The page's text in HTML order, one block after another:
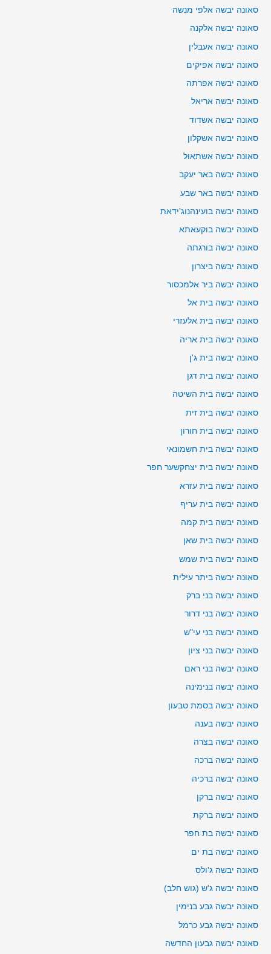
סאונה יבשה אלפי מנשה
סאונה יבשה אלקנה
סאונה יבשה אעבלין
סאונה יבשה אפיקים
סאונה יבשה אפרתה
סאונה יבשה אריאל
סאונה יבשה אשדוד
סאונה יבשה אשקלון
סאונה יבשה אשתאול
סאונה יבשה באר יעקב
סאונה יבשה באר שבע
סאונה יבשה בועינהנוג'ידאת
סאונה יבשה בוקעאתא
סאונה יבשה בורגתה
סאונה יבשה ביצרון
סאונה יבשה ביר אלמכסור
סאונה יבשה בית אל
סאונה יבשה בית אלעזרי
סאונה יבשה בית אריה
סאונה יבשה בית ג'ן
סאונה יבשה בית דגן
סאונה יבשה בית השיטה
סאונה יבשה בית זית
סאונה יבשה בית חורון
סאונה יבשה בית חשמונאי
סאונה יבשה בית יצחקשער חפר
סאונה יבשה בית עזרא
סאונה יבשה בית עריף
סאונה יבשה בית קמה
סאונה יבשה בית שאן
סאונה יבשה בית שמש
סאונה יבשה ביתר עילית
סאונה יבשה בני ברק
סאונה יבשה בני דרור
סאונה יבשה בני עי"ש
סאונה יבשה בני ציון
סאונה יבשה בני ראם
סאונה יבשה בנימינה
סאונה יבשה בסמת טבעון
סאונה יבשה בענה
סאונה יבשה בצרה
סאונה יבשה ברכה
סאונה יבשה ברכיה
סאונה יבשה ברקן
סאונה יבשה ברקת
סאונה יבשה בת חפר
סאונה יבשה בת ים
סאונה יבשה ג'ולס
סאונה יבשה ג'ש (גוש חלב)
סאונה יבשה גבע בנימין
סאונה יבשה גבע כרמל
סאונה יבשה גבעון החדשה